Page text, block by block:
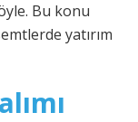
Bu konu
yatırım